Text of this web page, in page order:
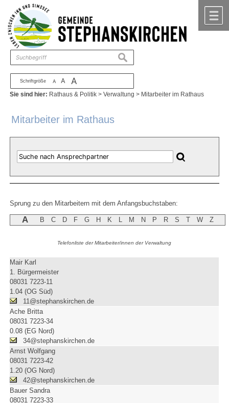
Zum Inhalt ,zur Navigation
Schriftgröße A A A
suchen
Sie sind hier: Rathaus & Politik >Verwaltung > Mitarbeiter im Rathaus
Mitarbeiter im Rathaus
Sprung zu den Mitarbeitern mit dem Anfangsbuchstaben:
A B C D F G H K L M N P R S T W Z
Telefonliste der Mitarbeiter/innen der Verwaltung
Mair Karl
1. Bürgermeister
08031 7223-11
1.04 (OG Süd)
11@stephanskirchen.de
Ache Britta
08031 7223-34
0.08 (EG Nord)
34@stephanskirchen.de
Arnst Wolfgang
08031 7223-42
1.20 (OG Nord)
42@stephanskirchen.de
Bauer Sandra
08031 7223-33